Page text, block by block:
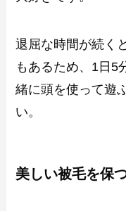
退屈な時間が続く
もあるため、1日5
緒に頭を使って遊
い。
美しい被毛を保